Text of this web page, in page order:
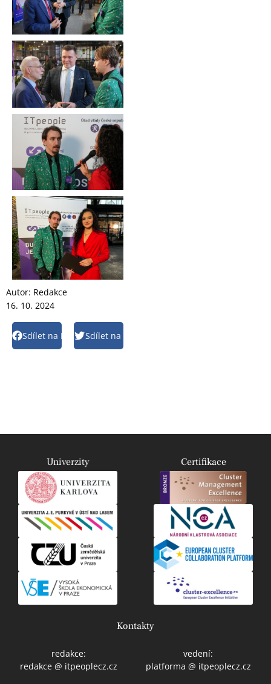
Autor: Redakce
16. 10. 2024
Sdílet na FacebookSdílet na Twitter
Univerzity Certifikace
Kontakty
redakce:
redakce @ itpeoplecz.cz
vedení:
platforma @ itpeoplecz.cz